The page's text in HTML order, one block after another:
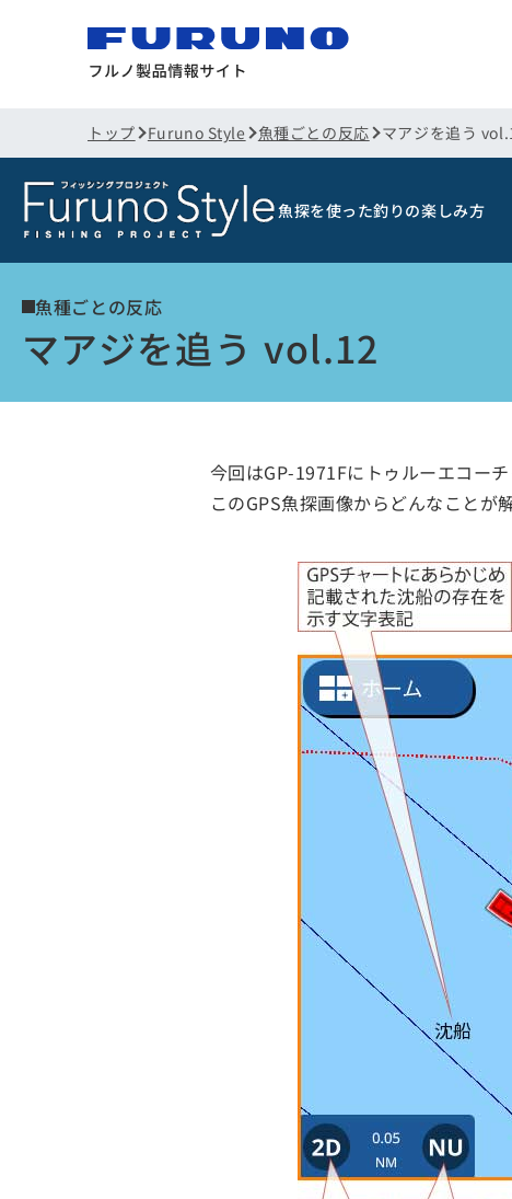
トップ Furuno Style 魚種ごとの反応 マアジを追う
魚探を使った釣りの楽しみ方
魚種ごとの反応
マアジを追う vol.12
今回はGP-1971Fにトゥルーエコー
このGPS魚探画像からどんなことが